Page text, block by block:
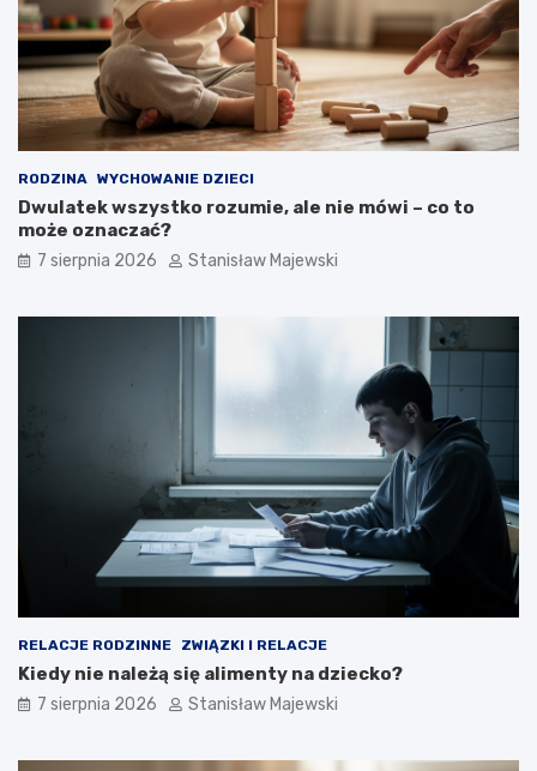
RODZINA WYCHOWANIE DZIECI
Dwulatek wszystko rozumie, ale nie mówi – co to
może oznaczać?
7 sierpnia 2026 Stanisław Majewski
RELACJE RODZINNE ZWIĄZKI I RELACJE
Kiedy nie należą się alimenty na dziecko?
7 sierpnia 2026 Stanisław Majewski